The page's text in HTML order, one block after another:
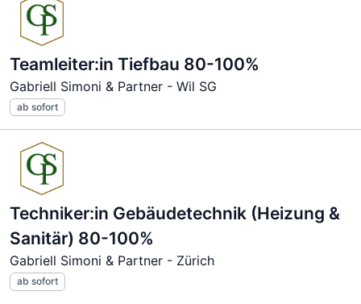
Teamleiter:in Tiefbau 80-100%
Gabriell Simoni & Partner - Wil SG
ab sofort
Techniker:in Gebäudetechnik (Heizung &
Sanitär) 80-100%
Gabriell Simoni & Partner - Zürich
ab sofort